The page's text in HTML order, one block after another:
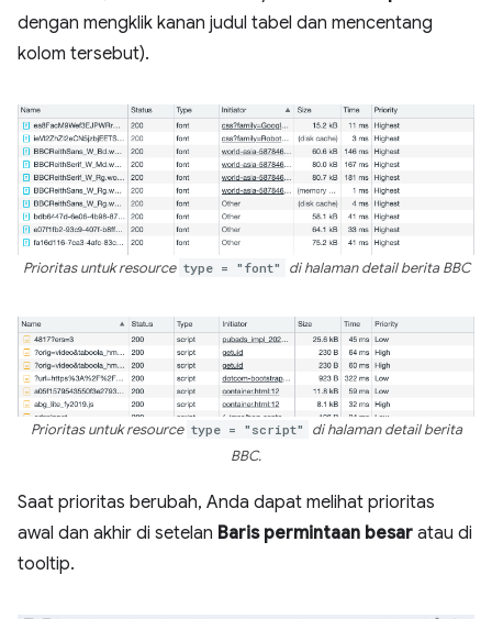
dengan mengklik kanan judul tabel dan mencentang
kolom tersebut).
Prioritas untuk resource type = "font" di halaman detail berita BBC
Prioritas untuk resource type = "script"
di halaman detail berita
BBC.
Saat prioritas berubah, Anda dapat melihat prioritas
awal dan akhir di setelan Baris permintaan besar atau di
tooltip.